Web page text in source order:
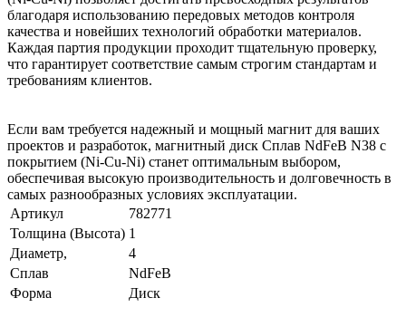
благодаря использованию передовых методов контроля
качества и новейших технологий обработки материалов.
Каждая партия продукции проходит тщательную проверку,
что гарантирует соответствие самым строгим стандартам и
требованиям клиентов.
Если вам требуется надежный и мощный магнит для ваших
проектов и разработок, магнитный диск Сплав NdFeB N38 с
покрытием (Ni-Cu-Ni) станет оптимальным выбором,
обеспечивая высокую производительность и долговечность в
самых разнообразных условиях эксплуатации.
Артикул
782771
Толщина (Высота) 1
Диаметр,
4
Сплав
NdFeB
Форма
Диск